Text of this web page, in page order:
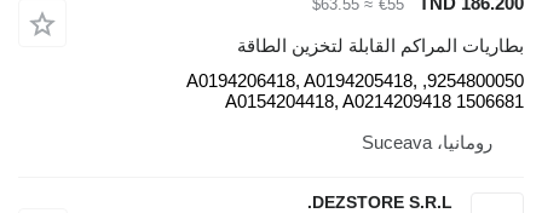
€55
≈ $63.55
بطاريات المراكم القابلة لتخزين الطاقة
9254800050, A0194206418, A0194205418,
A0154204418, A0214209418 1506681
رومانيا، Suceava
DEZSTORE S.R.L.